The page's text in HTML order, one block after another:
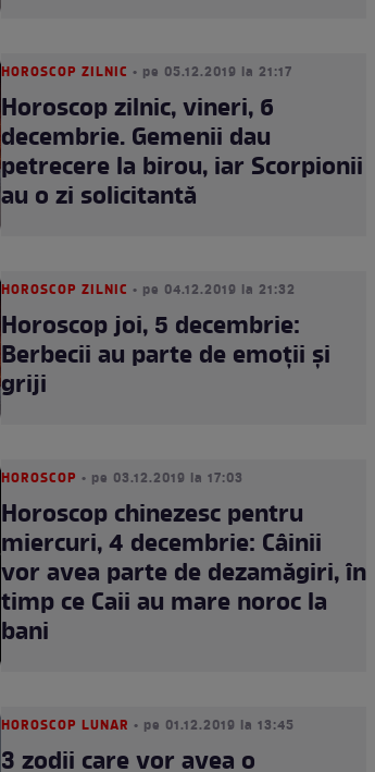
HOROSCOP ZILNIC • pe 05.12.2019 la 21:17
Horoscop zilnic, vineri, 6
decembrie. Gemenii dau
petrecere la birou, iar Scorpionii
au o zi solicitantă
HOROSCOP ZILNIC • pe 04.12.2019 la 21:32
Horoscop joi, 5 decembrie:
Berbecii au parte de emoții și
griji
HOROSCOP • pe 03.12.2019 la 17:03
Horoscop chinezesc pentru
miercuri, 4 decembrie: Câinii
vor avea parte de dezamăgiri, în
timp ce Caii au mare noroc la
bani
HOROSCOP LUNAR • pe 01.12.2019 la 13:45
3 zodii care vor avea o